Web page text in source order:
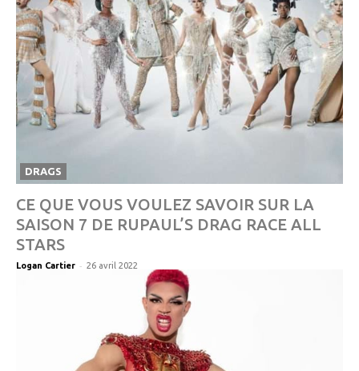
DRAGS
CE QUE VOUS VOULEZ SAVOIR SUR LA
SAISON 7 DE RUPAUL’S DRAG RACE ALL
STARS
Logan Cartier - 26 avril 2022